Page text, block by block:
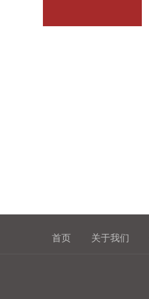
首页 关于我们